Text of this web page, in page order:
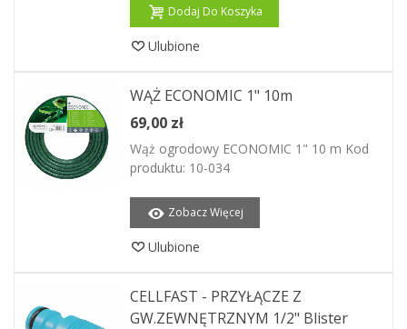
Dodaj Do Koszyka
Ulubione
WĄŻ ECONOMIC 1" 10m
69,00 zł
Wąż ogrodowy ECONOMIC 1" 10 m Kod
produktu: 10-034
Zobacz Więcej
Ulubione
CELLFAST - PRZYŁĄCZE Z
GW.ZEWNĘTRZNYM 1/2" Blister